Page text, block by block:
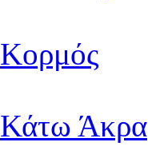
Κορμός
Κάτω Άκρα